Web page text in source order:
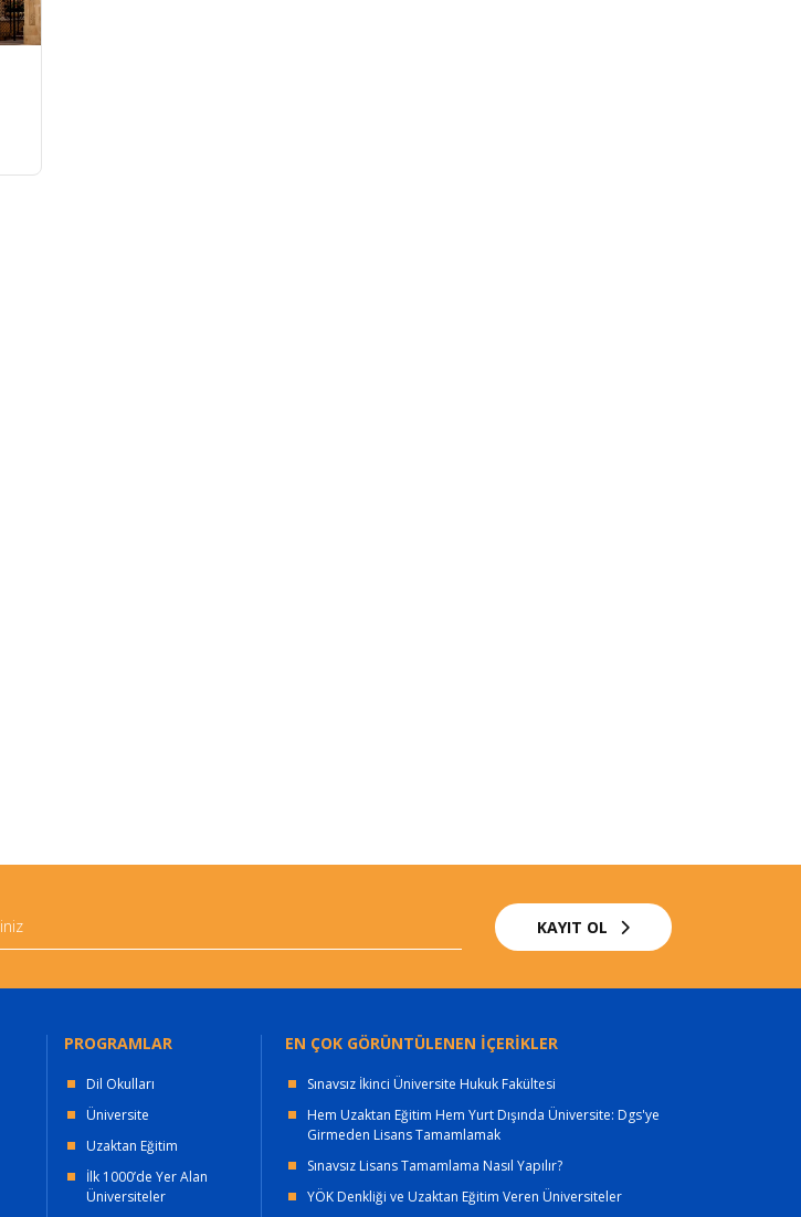
KAYIT OL
PROGRAMLAR
Dil Okulları
Üniversite
Uzaktan Eğitim
İlk 1000’de Yer Alan
Üniversiteler
EN ÇOK GÖRÜNTÜLENEN İÇERİKLER
Sınavsız İkinci Üniversite Hukuk Fakültesi
Hem Uzaktan Eğitim Hem Yurt Dışında Üniversite: Dgs'ye
Girmeden Lisans Tamamlamak
Sınavsız Lisans Tamamlama Nasıl Yapılır?
YÖK Denkliği ve Uzaktan Eğitim Veren Üniversiteler